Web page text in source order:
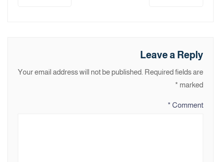
Leave a Reply
Your email address will not be published. Required fields are
marked
*
Comment
*